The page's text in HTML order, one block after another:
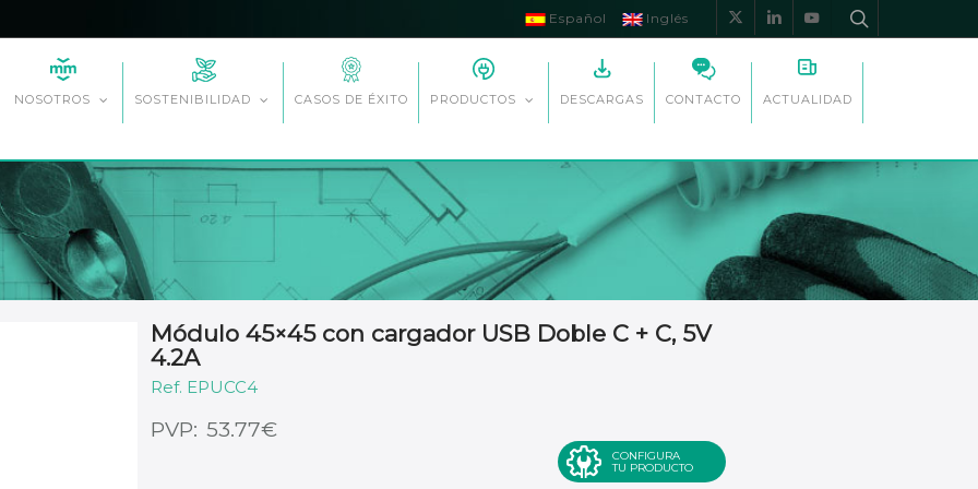
x-
linkedinyoutube
Español Inglés
NOSOTROS SOSTENIBILIDAD CASOS DE ÉXITO PRODUCTOS DESCARGAS CONTACTO ACTUALIDAD
Módulo 45×45 con cargador USB Doble C + C, 5V
4.2A
53.77€
EPUCC4
CONFIGURA
TU PRODUCTO